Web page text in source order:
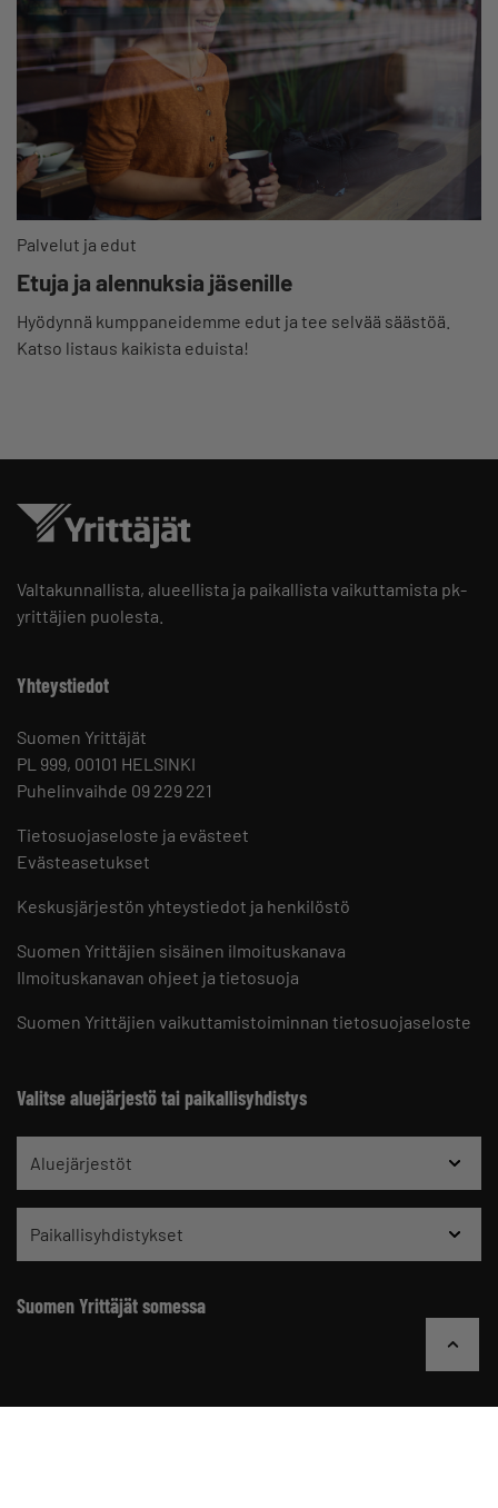
Palvelut ja edut
Etuja ja alennuksia jäsenille
Hyödynnä kumppaneidemme edut ja tee selvää säästöä.
Katso listaus kaikista eduista!
Valtakunnallista, alueellista ja paikallista vaikuttamista pk-
yrittäjien puolesta.
Yhteystiedot
Suomen Yrittäjät
PL 999, 00101 HELSINKI
Puhelinvaihde 09 229 221
Tietosuojaseloste ja evästeet
Evästeasetukset
Keskusjärjestön yhteystiedot ja henkilöstö
Suomen Yrittäjien sisäinen ilmoituskanava
Ilmoituskanavan ohjeet ja tietosuoja
Suomen Yrittäjien vaikuttamistoiminnan tietosuojaseloste
Valitse aluejärjestö tai paikallisyhdistys
Aluejärjestöt
Paikallisyhdistykset
Suomen Yrittäjät somessa